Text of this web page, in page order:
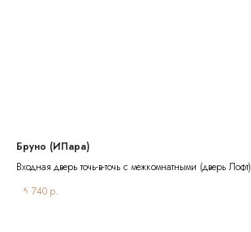
Бруно (ИПара)
Входная дверь точь-в-точь с межкомнатными (дверь Лофт)
46 740 р.